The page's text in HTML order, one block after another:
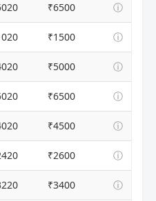
₹6500 ⓘ
₹1500 ⓘ
₹5000 ⓘ
₹6500 ⓘ
₹4500 ⓘ
₹2600 ⓘ
₹3400 ⓘ